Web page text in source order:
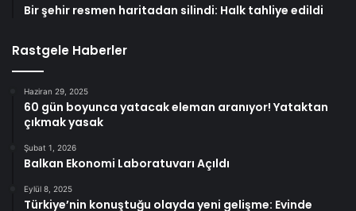
Bir şehir resmen haritadan silindi: Halk tahliye edildi
Rastgele Haberler
Haziran 29, 2025
60 gün boyunca yatacak eleman aranıyor! Yataktan
çıkmak yasak
Şubat 1, 2026
Balkan Ekonomi Laboratuvarı Açıldı
Eylül 8, 2025
Türkiye’nin konuştuğu olayda yeni gelişme: Evinde